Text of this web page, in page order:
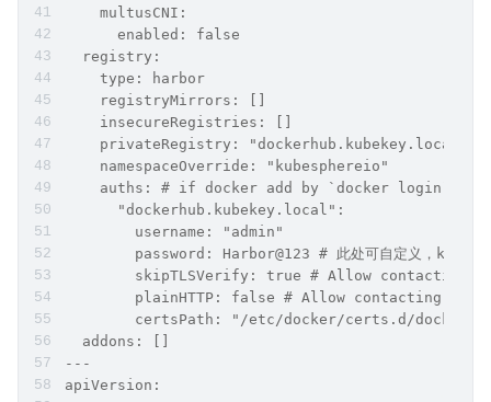
    multusCNI:
      enabled: false
  registry:
    type: harbor
    registryMirrors: []
    insecureRegistries: []
    privateRegistry: "dockerhub.kubekey.local"
    namespaceOverride: "kubesphereio"
auths: # if docker add by `docker login`,
      "dockerhub.kubekey.local":
        username: "admin"
password: Harbor@123 # 此处可自定义，
skipTLSVerify: true # Allow contacting
plainHTTP: false # Allow contacting
certsPath: "/etc/docker/certs.d/
  addons: []
---
apiVersion: